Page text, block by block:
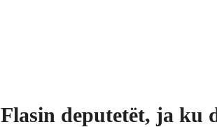
Flasin deputetët, ja ku